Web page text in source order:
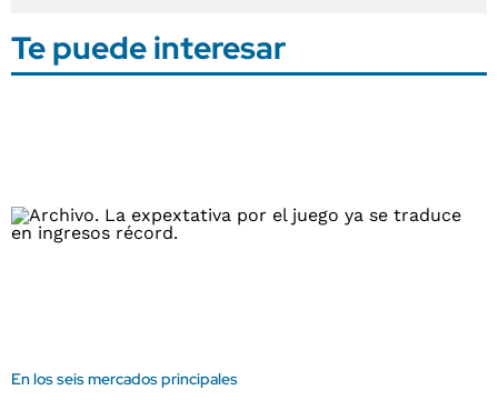
Te puede interesar
En los seis mercados principales